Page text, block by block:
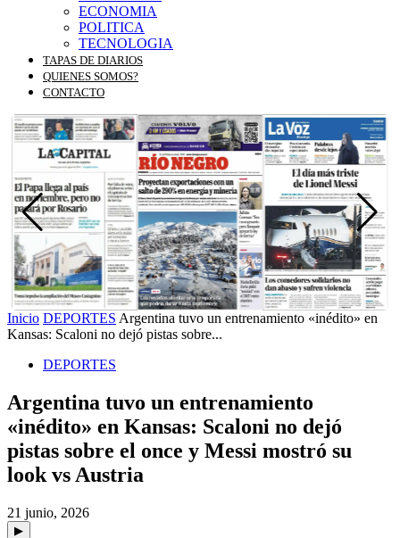
ECONOMIA
POLITICA
TECNOLOGIA
TAPAS DE DIARIOS
QUIENES SOMOS?
CONTACTO
Inicio DEPORTES Argentina tuvo un entrenamiento «inédito» en
Kansas: Scaloni no dejó pistas sobre...
DEPORTES
Argentina tuvo un entrenamiento
«inédito» en Kansas: Scaloni no dejó
pistas sobre el once y Messi mostró su
look vs Austria
21 junio, 2026
▶